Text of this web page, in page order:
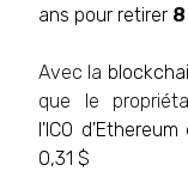
ans pour retirer
Avec la
que le
l'ICO
0,31 $